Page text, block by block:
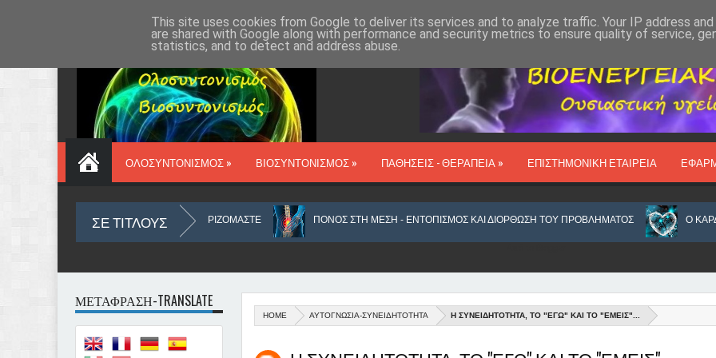
ΟΛΟΣΥΝΤΟΝΙΣΜΟΣ » ΒΙΟΣΥΝΤΟΝΙΣΜΟΣ » ΠΑΘΗΣΕΙΣ - ΘΕΡΑΠΕΙΑ » ΕΠΙΣΤΗΜΟΝΙΚΗ ΕΤΑΙΡΕΙΑ
ΣΕ ΤΙΤΛΟΥΣ
ΚΑΙ ΠΩΣ ΠΡΕΠΕΙ ΝΑ ΤΑ ΔΙΑΧΕΙΡΙΖΟΜΑΣΤΕ ΠΟΝΟΣ ΣΤΗ ΜΕΣΗ - ΕΝΤΟΠΙΣΜΟΣ ΚΑΙ ΔΙΟΡΘΩΣΗ ΤΟΥ ΠΡΟΒΛΗΜΑΤΟΣ Ο
HOME ΑΥΤΟΓΝΩΣΙΑ-ΣΥΝΕΙΔΗΤΟΤΗΤΑ Η ΣΥΝΕΙΔΗΤΟΤΗΤΑ, ΤΟ "ΕΓΩ" ΚΑΙ ΤΟ "ΕΜΕΙΣ"...
ΜΕΤΑΦΡΑΣΗ-TRANSLATE
This site uses cookies from Google to deliver its services and to analyze traffic. Your IP address
are shared with Google along with performance and security metrics to ensure quality of service,
statistics, and to detect and address abuse.